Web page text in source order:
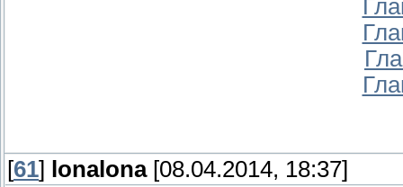
[61] lonalona[08.04.2014, 18:37]